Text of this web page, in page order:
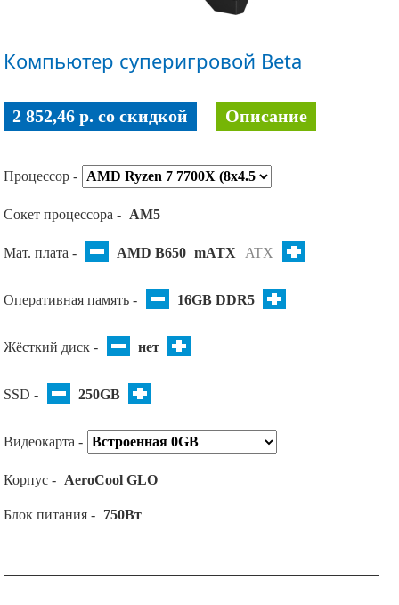
Компьютер суперигровой Beta
2 852,46 p. co скидкой Описание
Процессор -
Сокет процессора - AM5
Мат. плата - AMD B650 mATX ATX
Оперативная память - 16GB DDR5
Жёсткий диск - нет
SSD - 250GB
Видеокарта -
Корпус - AeroCool GLO
Блок питания - 750Вт